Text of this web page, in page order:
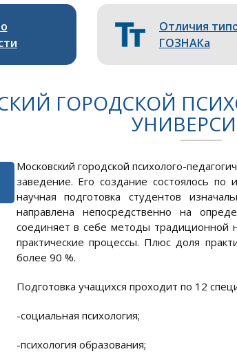
Отличия
ГОЗНАКа
ГОРОДСКОЙ
Московский городской психолого-
заведение. Его создание состоялось по
научная подготовка студентов
направлена непосредственно на
соединяет в себе методы традиционной
практические процессы. Плюс доля
более 90 %.
Подготовка учащихся проходит по 12
-социальная психология;
-психология образования;